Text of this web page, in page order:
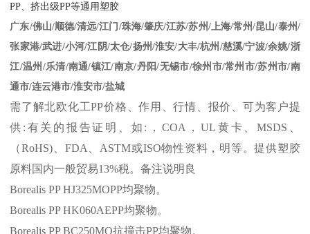
PP、挤出级PP等通用塑胶
广东/佛山/顺德/清远/江门/珠海/肇庆/江苏/苏州/上海/常州/昆山/泰州/
张家港/武进/小河/江阴/太仓/扬州/淮安/大丰/杭州/慈溪/宁波/余姚/浙
江/温州/乐清/南通/镇江/南京/丹阳/无锡市/徐州市/常州市/苏州市/南
通市/连云港市/淮安市/盐城
需了解北欧化工PP价格、作用、行情、报价、可为客户提
供 : 有关的报告证明、如 : ， COA，UL 黄卡、 MSDS 、
（RoHS)、 FDA、ASTM或ISO物性资料，明等。提供塑胶
原料国内一般贸易13%税。备注说明良
Borealis PP HJ325MOPP均聚物。
Borealis PP HK060AEPP均聚物。
Borealis PP BC250MO抗撞击PP均聚物。